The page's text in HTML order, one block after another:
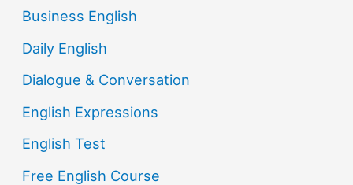
Business English
Daily English
Dialogue & Conversation
English Expressions
English Test
Free English Course